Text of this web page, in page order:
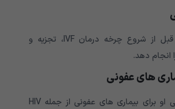
پزشک می تواند قبل از شروع چرخه درمان IVF، تجزیه و
انجام دهد.
های عفونی
زن و شریک زندگی او برای بیماری های عفونی از جمله HIV